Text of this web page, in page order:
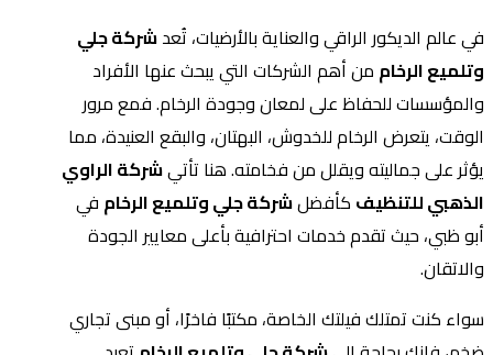
في عالم الديكور الراقي والعناية بالأرضيات، تُعدشركة جلي
وتلميع الرخام من أهم الشركات التي يبحث عنها الأفراد
والمؤسسات للحفاظ على لمعان وجودة الرخام. فمع مرور
الوقت، يتعرض الرخام للخدوش، البهتان، والبقع العنيدة، مما
يؤثر على جماليته ويقلل من فخامته. هنا تأتيشركة الراوي
الذهبي للتنظيف كأفضلشركة جلي وتلميع الرخام في
أبو ظبي، حيث تقدم خدمات احترافية بأعلى معايير الجودة
والاتقان.
سواء كنت تمتلك فيلتك الخاصة، مكتبًا فاخرًا، أو مبنى تجاري